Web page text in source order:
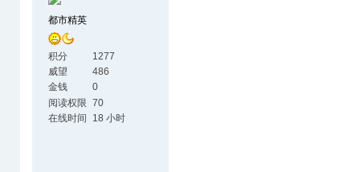
都市精英
积分
1277
威望
486
金钱
0
阅读权限 70
在线时间
18 小时